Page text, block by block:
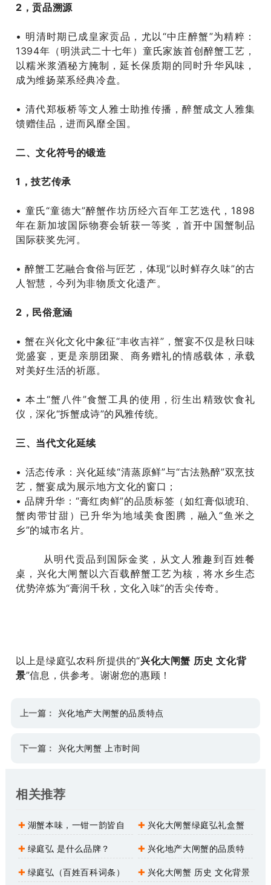
2，贡品溯源‌
• 明清时期已成皇家贡品，尤以“中庄醉蟹”为精粹：
1394年（明洪武二十七年）童氏家族首创醉蟹工艺，
以糯米浆酒秘方腌制，延长保质期的同时升华风味，
成为维扬菜系经典冷盘‌。
• 清代郑板桥等文人雅士助推传播，醉蟹成文人雅集
馈赠佳品，进而风靡全国‌。
二、文化符号的锻造
1，‌技艺传承‌
• 童氏“童德大”醉蟹作坊历经六百年工艺迭代，1898
年在新加坡国际物赛会斩获一等奖，首开中国蟹制品
国际获奖先河‌。
• 醉蟹工艺融合食俗与匠艺，体现“以时鲜存久味”的古
人智慧，今列为非物质文化遗产‌。
2，民俗意涵‌
• 蟹在兴化文化中象征“丰收吉祥”，蟹宴不仅是秋日味
觉盛宴，更是亲朋团聚、商务赠礼的情感载体，承载
对美好生活的祈愿‌。
• 本土“蟹八件”食蟹工具的使用，衍生出精致饮食礼
仪，深化“拆蟹成诗”的风雅传统‌。
三、当代文化延续
‌• 活态传承‌：兴化延续“清蒸原鲜”与“古法熟醉”双烹技
艺，蟹宴成为展示地方文化的窗口‌；
‌• 品牌升华‌：“膏红肉鲜”的品质标签（如红膏似琥珀、
蟹肉带甘甜）已升华为地域美食图腾，融入“鱼米之
乡”的城市名片‌。
‌ 从明代贡品到国际金奖，从文人雅趣到百姓餐
桌，兴化大闸蟹以六百载醉蟹工艺为核，将水乡生态
优势淬炼为“膏润千秋，文化入味”的舌尖传奇‌。
以上是绿庭弘农科所提供的“兴化大闸蟹 历史 文化背
景”信息，供参考。谢谢您的惠顾！
上一篇： 兴化地产大闸蟹的品质特点
下一篇： 兴化大闸蟹 上市时间
相关推荐
湖蟹本味，一钳一韵皆自
然——走近绿庭弘·兴化大闸
蟹
兴化大闸蟹绿庭弘礼盒蟹
有哪些特点？
绿庭弘 是什么品牌？
兴化地产大闸蟹的品质特
点
绿庭弘（百姓百科词条） 兴化大闸蟹 历史 文化背景